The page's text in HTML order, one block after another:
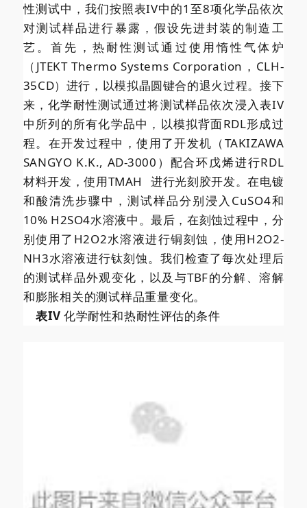
性测试中，我们按照表IV中的1至8项化学品依次
对测试样品进行暴露，假设先进封装的制造工
艺。首先，热耐性测试通过使用惰性气体炉
（JTEKT Thermo Systems Corporation，CLH-
35CD）进行，以模拟晶圆键合的退火过程。接下
来，化学耐性测试通过将测试样品依次浸入表IV
中所列的所有化学品中，以模拟背面RDL形成过
程。在开发过程中，使用了开发机（TAKIZAWA
SANGYO K.K., AD-3000）配合环戊烯进行RDL
材料开发，使用TMAH
进行光刻胶开发。在电镀
和酸清洗步骤中，测试样品分别浸入CuSO4和
10% H2SO4水溶液中。最后，在刻蚀过程中，分
别使用了H2O2水溶液进行铜刻蚀，使用H2O2-
NH3水溶液进行钛刻蚀。我们检查了每次处理后
的测试样品外观变化，以及与TBF的分解、溶解
和膨胀相关的测试样品重量变化。
表IV 化学耐性和热耐性评估的条件